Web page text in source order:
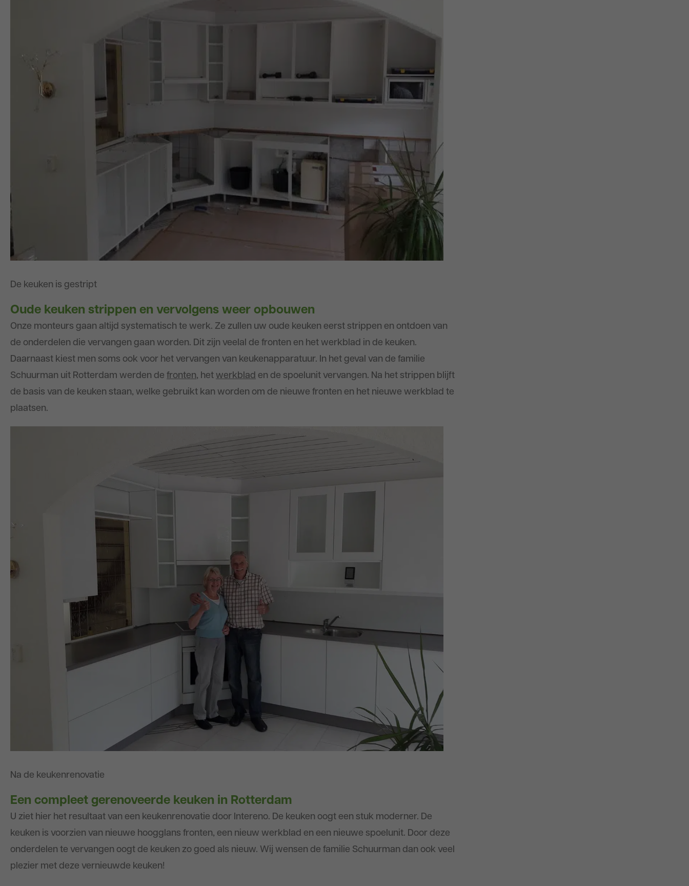
De keuken is gestript
Oude keuken strippen en vervolgens weer opbouwen
Onze monteurs gaan altijd systematisch te werk. Ze zullen uw oude keuken eerst strippen en ontdoen van
de onderdelen die vervangen gaan worden. Dit zijn veelal de fronten en het werkblad in de keuken.
Daarnaast kiest men soms ook voor het vervangen van keukenapparatuur. In het geval van de familie
Schuurman uit Rotterdam werden de fronten, het werkblad en de spoelunit vervangen. Na het strippen blijft
de basis van de keuken staan, welke gebruikt kan worden om de nieuwe fronten en het nieuwe werkblad te
plaatsen.
Na de keukenrenovatie
Een compleet gerenoveerde keuken in Rotterdam
U ziet hier het resultaat van een keukenrenovatie door Intereno. De keuken oogt een stuk moderner. De
keuken is voorzien van nieuwe hoogglans fronten, een nieuw werkblad en een nieuwe spoelunit. Door deze
onderdelen te vervangen oogt de keuken zo goed als nieuw. Wij wensen de familie Schuurman dan ook veel
plezier met deze vernieuwde keuken!